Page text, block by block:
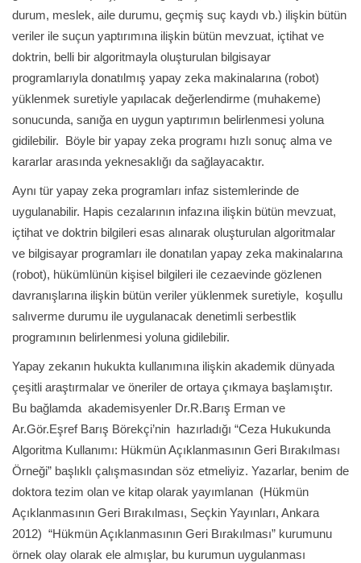
durum, meslek, aile durumu, geçmiş suç kaydı vb.) ilişkin bütün
veriler ile suçun yaptırımına ilişkin bütün mevzuat, içtihat ve
doktrin, belli bir algoritmayla oluşturulan bilgisayar
programlarıyla donatılmış yapay zeka makinalarına (robot)
yüklenmek suretiyle yapılacak değerlendirme (muhakeme)
sonucunda, sanığa en uygun yaptırımın belirlenmesi yoluna
gidilebilir. Böyle bir yapay zeka programı hızlı sonuç alma ve
kararlar arasında yeknesaklığı da sağlayacaktır.
Aynı tür yapay zeka programları infaz sistemlerinde de
uygulanabilir. Hapis cezalarının infazına ilişkin bütün mevzuat,
içtihat ve doktrin bilgileri esas alınarak oluşturulan algoritmalar
ve bilgisayar programları ile donatılan yapay zeka makinalarına
(robot), hükümlünün kişisel bilgileri ile cezaevinde gözlenen
davranışlarına ilişkin bütün veriler yüklenmek suretiyle, koşullu
salıverme durumu ile uygulanacak denetimli serbestlik
programının belirlenmesi yoluna gidilebilir.
Yapay zekanın hukukta kullanımına ilişkin akademik dünyada
çeşitli araştırmalar ve öneriler de ortaya çıkmaya başlamıştır.
Bu bağlamda akademisyenler Dr.R.Barış Erman ve
Ar.Gör.Eşref Barış Börekçi’nin hazırladığı “Ceza Hukukunda
Algoritma Kullanımı: Hükmün Açıklanmasının Geri Bırakılması
Örneği” başlıklı çalışmasından söz etmeliyiz. Yazarlar, benim de
doktora tezim olan ve kitap olarak yayımlanan (Hükmün
Açıklanmasının Geri Bırakılması, Seçkin Yayınları, Ankara
2012) “Hükmün Açıklanmasının Geri Bırakılması” kurumunu
örnek olay olarak ele almışlar, bu kurumun uygulanması